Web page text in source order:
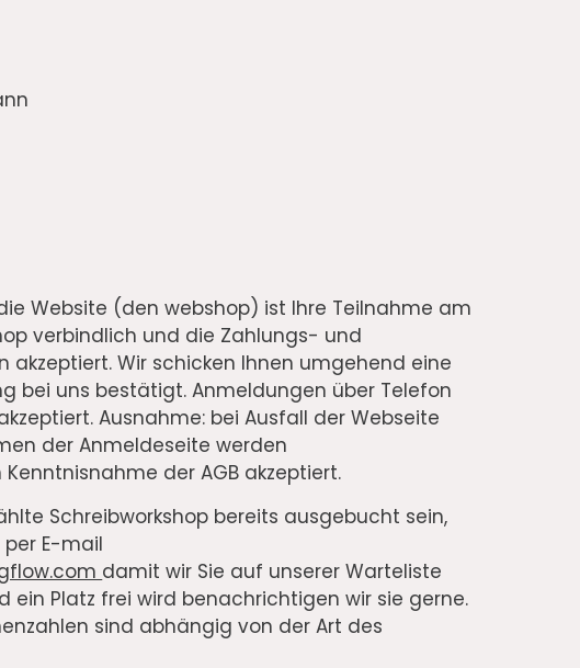
Website (den webshop) ist Ihre Teilnahme am
verbindlich und die Zahlungs- und
akzeptiert. Wir schicken Ihnen umgehend eine
bei uns bestätigt. Anmeldungen über Telefon
Ausnahme: bei Ausfall der Webseite
der Anmeldeseite werden
der AGB akzeptiert.
Schreibworkshop bereits ausgebucht sein,
E-mail
damit wir Sie auf unserer Warteliste
ein Platz frei wird benachrichtigen wir sie gerne.
sind abhängig von der Art des